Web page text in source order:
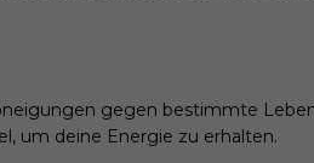
gegen bestimmte
um deine Energie zu erhalten.